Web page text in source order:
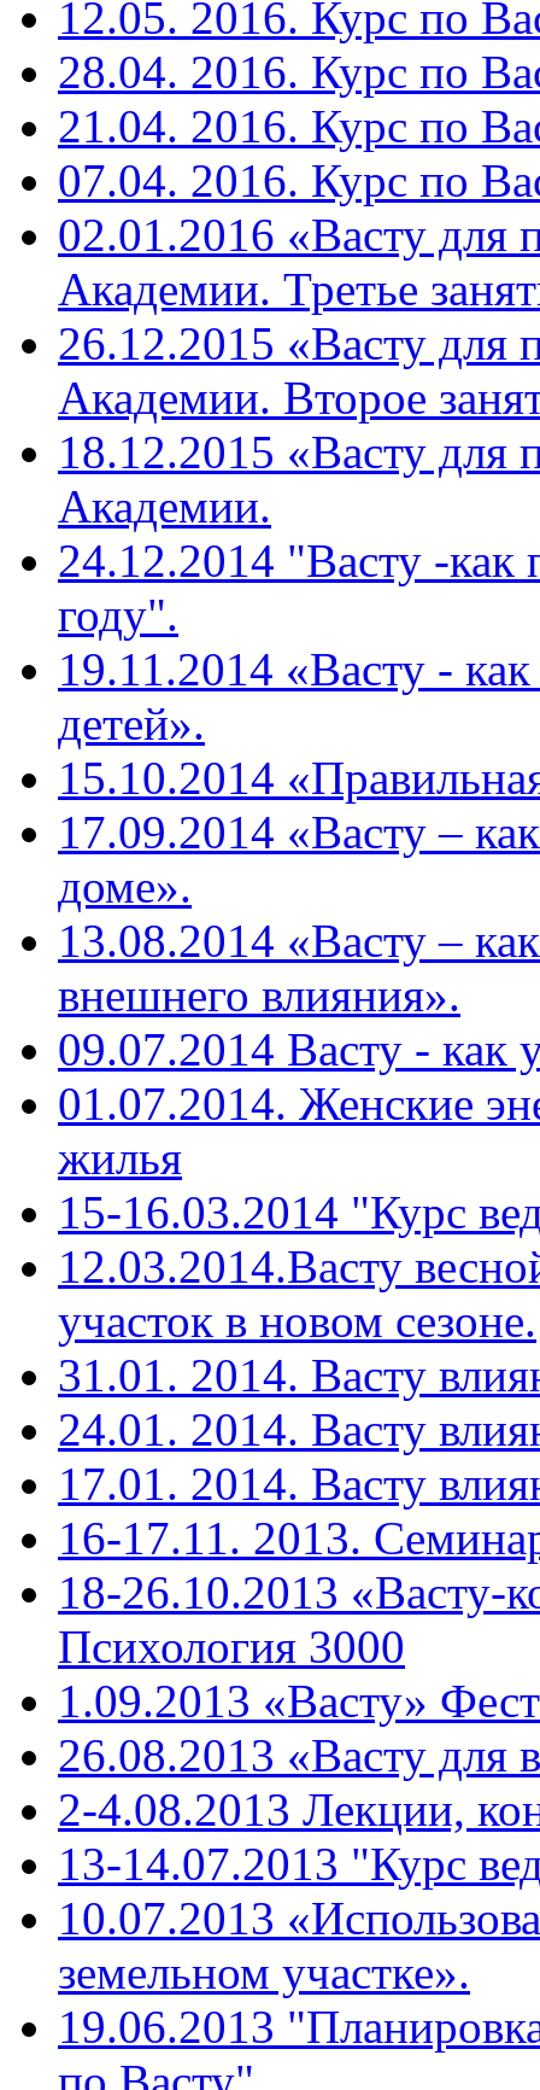
12.05. 2016. Курс по
28.04. 2016. Курс по
21.04. 2016. Курс по
07.04. 2016. Курс по
02.01.2016 «Васту для
Академии. Третье
26.12.2015 «Васту для
Академии. Второе
18.12.2015 «Васту для
Академии.
24.12.2014 "Васту -как
году".
19.11.2014 «Васту -
детей».
15.10.2014
17.09.2014 «Васту –
доме».
13.08.2014 «Васту –
внешнего влияния».
09.07.2014 Васту - как
01.07.2014. Женские
жилья
15-16.03.2014 "Курс
12.03.2014.Васту
участок в новом сезоне.
31.01. 2014. Васту
24.01. 2014. Васту
17.01. 2014. Васту
16-17.11. 2013.
18-26.10.2013 «Васту-
Психология 3000
1.09.2013 «Васту»
26.08.2013 «Васту для
2-4.08.2013 Лекции,
13-14.07.2013 "Курс
10.07.2013
земельном участке».
19.06.2013